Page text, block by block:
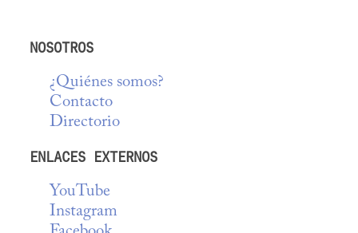
NOSOTROS
¿Quiénes somos?
Contacto
Directorio
ENLACES EXTERNOS
YouTube
Instagram